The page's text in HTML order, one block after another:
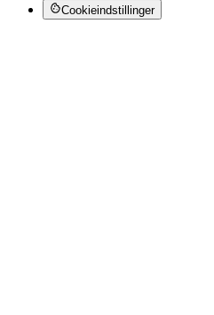
Cookieindstillinger